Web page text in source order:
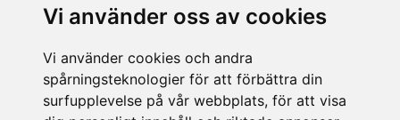
Vi använder oss av cookies
Vi använder cookies och andra
spårningsteknologier för att förbättra din
surfupplevelse på vår webbplats, för att visa
Jobba på Hasselgrens
LEVERANS